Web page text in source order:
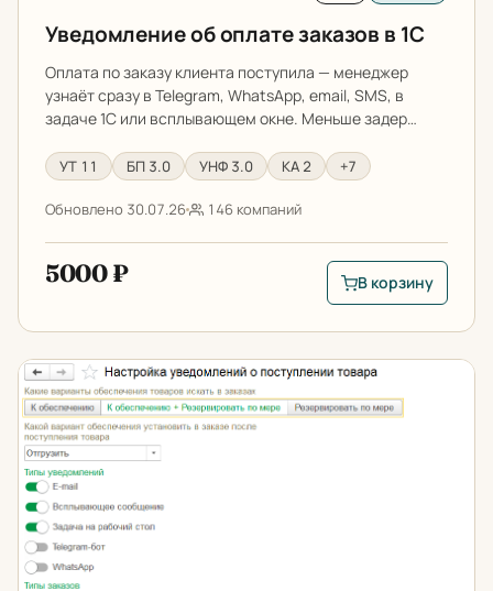
Уведомление об оплате заказов в 1С
Оплата по заказу клиента поступила — менеджер
узнаёт сразу в Telegram, WhatsApp, email, SMS, в
задаче 1С или всплывающем окне. Меньше задер…
УТ 11 БП 3.0 УНФ 3.0 КА 2 +7
Обновлено 30.07.26 146 компаний
5000 ₽
В корзину:
В корзину
Уведомление о поступлении товаров из 1С